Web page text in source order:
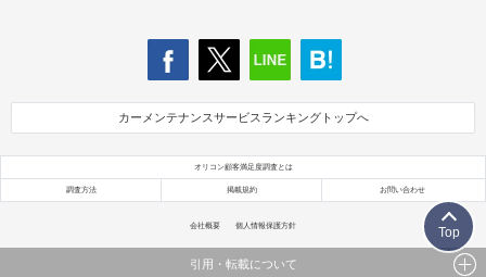
カーメンテナンスサービスランキングトップへ
オリコン顧客満足度調査とは
調査方法 掲載規約 お問い合わせ
会社概要 個人情報保護方針
引用・転載について
Top